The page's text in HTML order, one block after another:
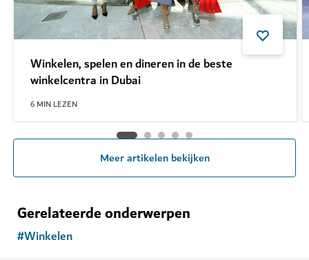
Winkelen, spelen en dineren in de beste
winkelcentra in Dubai
6 MIN LEZEN
Meer artikelen bekijken
Gerelateerde onderwerpen
#Winkelen